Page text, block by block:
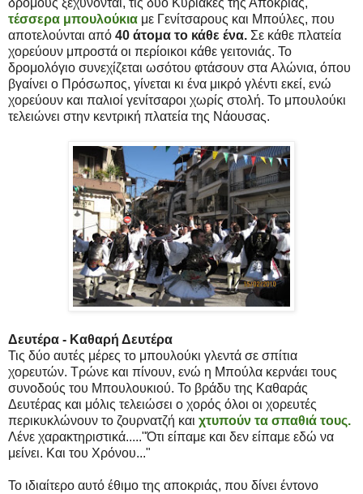
δρόμους ξεχύνονται, τις δύο Κυριακές της Αποκριάς,
τέσσερα μπουλούκια με Γενίτσαρους και Μπούλες, που
αποτελούνται από 40 άτομα το κάθε ένα. Σε κάθε πλατεία
χορεύουν μπροστά οι περίοικοι κάθε γειτονιάς. Το
δρομολόγιο συνεχίζεται ωσότου φτάσουν στα Αλώνια, όπου
βγαίνει ο Πρόσωπος, γίνεται κι ένα μικρό γλέντι εκεί, ενώ
χορεύουν και παλιοί γενίτσαροι χωρίς στολή. Το μπουλούκι
τελειώνει στην κεντρική πλατεία της Νάουσας.
Δευτέρα - Καθαρή Δευτέρα
Τις δύο αυτές μέρες το μπουλούκι γλεντά σε σπίτια
χορευτών. Τρώνε και πίνουν, ενώ η Μπούλα κερνάει τους
συνοδούς του Μπουλουκιού. Το βράδυ της Καθαράς
Δευτέρας και μόλις τελειώσει ο χορός όλοι οι χορευτές
περικυκλώνουν το ζουρνατζή και χτυπούν τα σπαθιά τους.
Λένε χαρακτηριστικά....."Ότι είπαμε και δεν είπαμε εδώ να
μείνει. Και του Χρόνου..."
Το ιδιαίτερο αυτό έθιμο της αποκριάς, που δίνει έντονο